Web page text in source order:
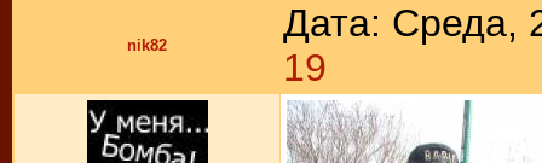
nik82
Дата: Среда,
19